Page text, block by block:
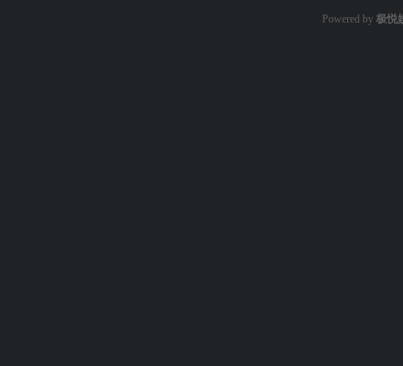
Powered by 极悦